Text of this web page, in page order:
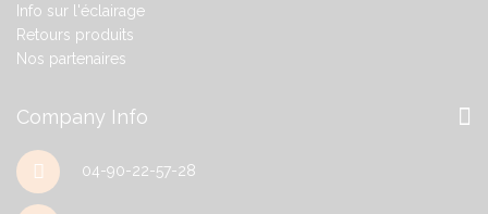
Info sur l'éclairage
Retours produits
Nos partenaires
Company Info
04-90-22-57-28